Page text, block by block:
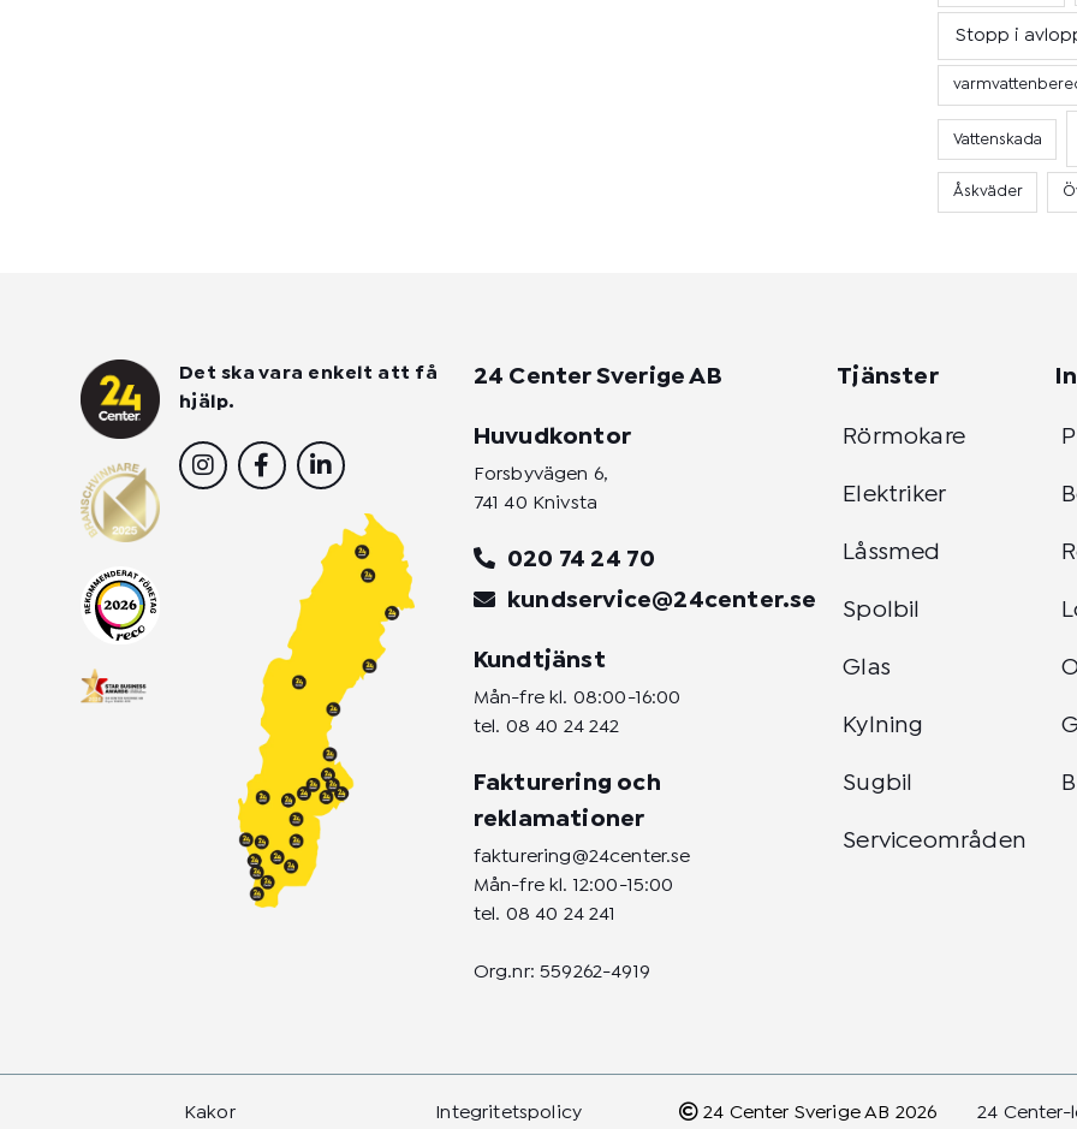
Stopp i
Vattenskada
Åskväder
Det ska vara enkelt att få
hjälp.
I
n
F
a
f
L
i
e
d
24 Center Sverige AB
Huvudkontor
Forsbyvägen 6,
741 40 Knivsta
020 74 24 70
kundservice@24center.se
Kundtjänst
Mån-fre kl. 08:00-16:00
tel. 08 40 24 242
Fakturering och
reklamationer
fakturering@24center.se
Mån-fre kl. 12:00-15:00
tel. 08 40 24 241
Org.nr: 559262-4919
Tjänster
Rörmokare
Elektriker
Låssmed
Spolbil
Glas
Kylning
Sugbil
Serviceområden
Kakor Integritetspolicy 24 Center Sverige AB 2026 24